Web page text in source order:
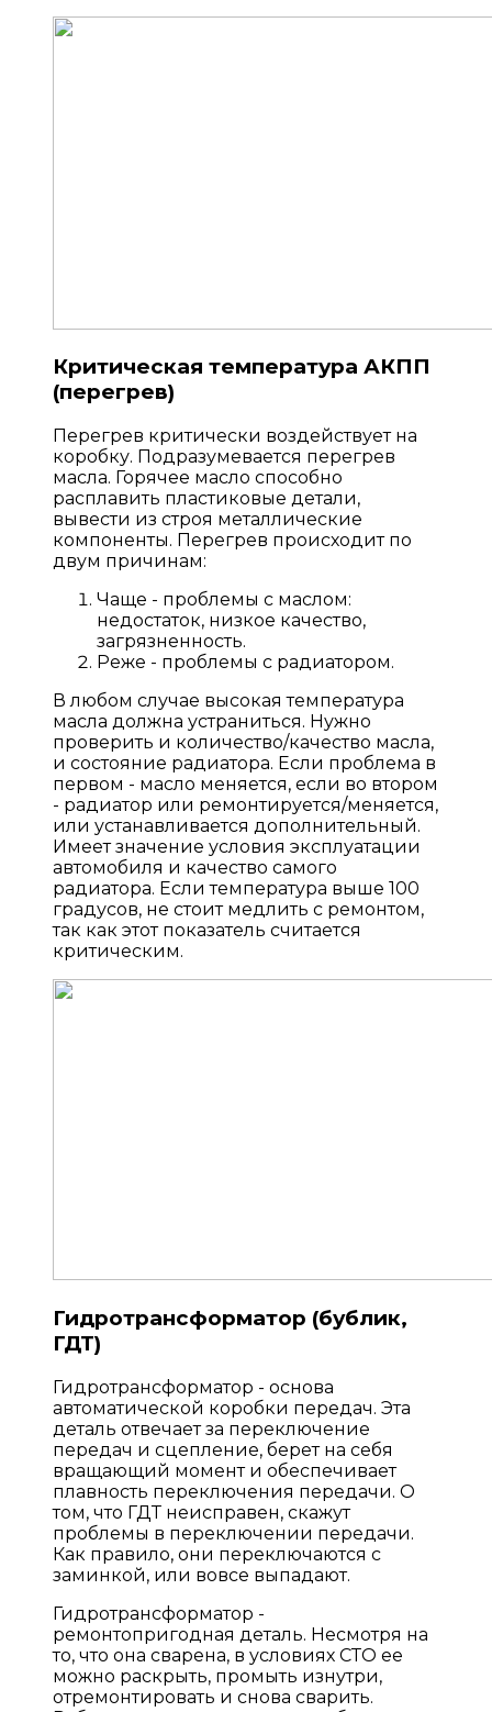
Критическая температура АКПП
(перегрев)
Перегрев критически воздействует на
коробку. Подразумевается перегрев
масла. Горячее масло способно
расплавить пластиковые детали,
вывести из строя металлические
компоненты. Перегрев происходит по
двум причинам:
Чаще - проблемы с маслом:
недостаток, низкое качество,
загрязненность.
Реже - проблемы с радиатором.
В любом случае высокая температура
масла должна устраниться. Нужно
проверить и количество/качество масла,
и состояние радиатора. Если проблема в
первом - масло меняется, если во втором
- радиатор или ремонтируется/меняется,
или устанавливается дополнительный.
Имеет значение условия эксплуатации
автомобиля и качество самого
радиатора. Если температура выше 100
градусов, не стоит медлить с ремонтом,
так как этот показатель считается
критическим.
Гидротрансформатор (бублик,
ГДТ)
Гидротрансформатор - основа
автоматической коробки передач. Эта
деталь отвечает за переключение
передач и сцепление, берет на себя
вращающий момент и обеспечивает
плавность переключения передачи. О
том, что ГДТ неисправен, скажут
проблемы в переключении передачи.
Как правило, они переключаются с
заминкой, или вовсе выпадают.
Гидротрансформатор -
ремонтопригодная деталь. Несмотря на
то, что она сварена, в условиях СТО ее
можно раскрыть, промыть изнутри,
отремонтировать и снова сварить.